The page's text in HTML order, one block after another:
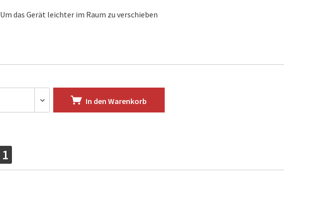
Um das Gerät leichter im Raum zu verschieben
In den Warenkorb
1